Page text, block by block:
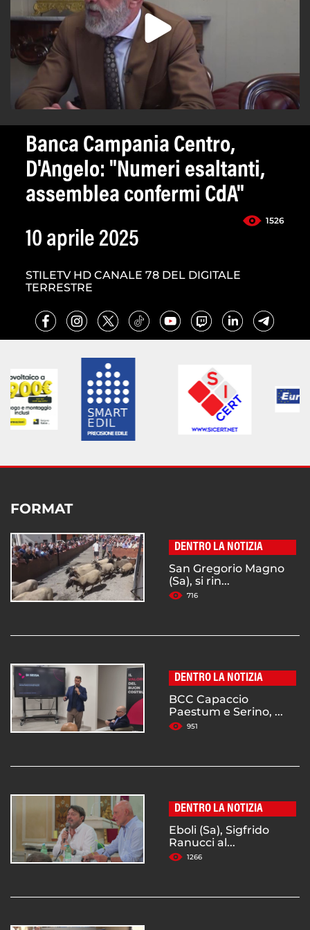
Banca Campania Centro,
D'Angelo: "Numeri esaltanti,
assemblea confermi CdA"
1526
10 aprile 2025
STILETV HD CANALE 78 DEL DIGITALE
TERRESTRE
FORMAT
DENTRO LA NOTIZIA
San Gregorio Magno
(Sa), si rin...
716
DENTRO LA NOTIZIA
BCC Capaccio
Paestum e Serino, ...
951
DENTRO LA NOTIZIA
Eboli (Sa), Sigfrido
Ranucci al...
1266